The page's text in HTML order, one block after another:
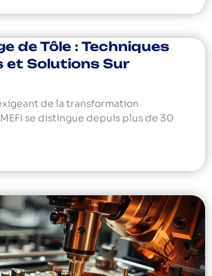
de Tôle : Techniques
et Solutions Sur
de la transformation
se distingue depuis plus de 30